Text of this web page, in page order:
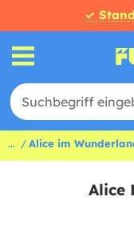
✓
... Alice im
Alice